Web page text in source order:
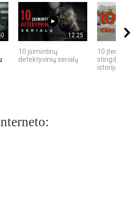
12:25
10 įsimintinų
detektyvinių serialų
10 įtemptų,
stingdančių
istorijų